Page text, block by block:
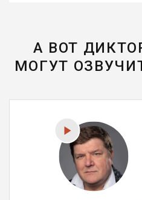
А ВОТ
МОГУТ